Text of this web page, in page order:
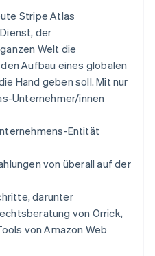
Sektor
Marktplatz
Stripe Atlas
der
Welt die
Aufbau eines globalen
Hand geben soll. Mit nur
Unternehmer/innen
Entität
von überall auf der
darunter
von Orrick,
von Amazon Web